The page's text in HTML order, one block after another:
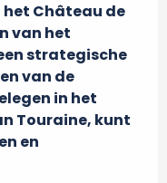
het Château de
van het
strategische
van de
in het
Touraine, kunt
en